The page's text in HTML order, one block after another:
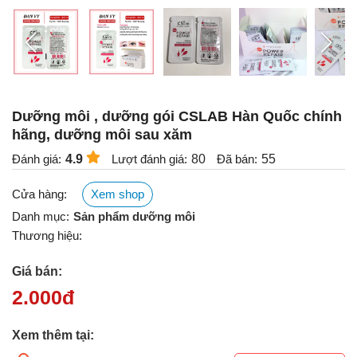
Dưỡng môi , dưỡng gói CSLAB Hàn Quốc chính
hãng, dưỡng môi sau xăm
Đánh giá: 4.9 Lượt đánh giá: 80 Đã bán: 55
Cửa hàng:
Xem shop
Danh mục: Sản phẩm dưỡng môi
Thương hiệu:
Giá bán:
2.000đ
Xem thêm tại: